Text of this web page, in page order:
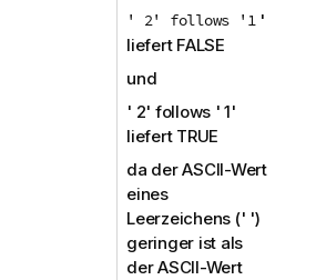
' 2' follows '1'
liefert FALSE
und
' 2' follows ' 1'
liefert TRUE
da der ASCII-Wert
eines
Leerzeichens (' ')
geringer ist als
der ASCII-Wert